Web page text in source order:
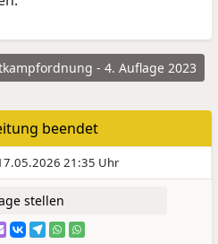
- 4. Auflage 2023
beendet
21:35 Uhr
stellen